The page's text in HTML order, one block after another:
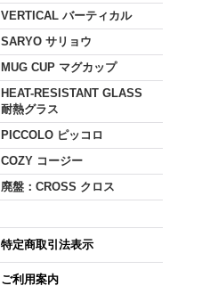
VERTICAL バーティカル
SARYO サリョウ
MUG CUP マグカップ
HEAT-RESISTANT GLASS
耐熱グラス
PICCOLO ピッコロ
COZY コージー
廃盤：CROSS クロス
特定商取引法表示
ご利用案内